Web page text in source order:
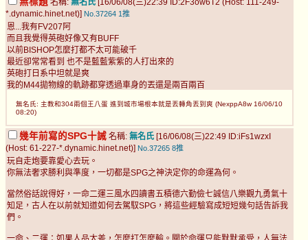
*.dynamic.hinet.net)] No.37264 1推
恩...我有FV207阿
而且我覺得英砲好像又有BUFF
以前BISHOP怎麼打都不太可能破千
最近卻常常看到 也不是藍藍紫紫的人打出來的
英砲打日系中坦就是爽
我的M44拋物線的軌跡都穿透過車身的丟還是兩百兩百
無名氏: 主教和304兩個王八蛋 進到城市場根本就是丟轉角丟到爽 (NexppA8w 16/06/10
08:20)
幾年前寫的SPG十誡 名稱: 無名氏 [16/06/08(三)22:49 ID:iFs1wzxI
(Host: 61-227-*.dynamic.hinet.net)] No.37265 8推
玩自走炮要靠愛心去玩。
你無法奢求勝利與準度，一切都是SPG之神決定你的命運為何。
當然俗話說得好，一命二運三風水四讀書五積德六勤儉七誠信八樂觀九勇氣十
知足，古人在以前就知道如何去駕馭SPG，將這些經驗寫成短短幾句話告訴我
們。